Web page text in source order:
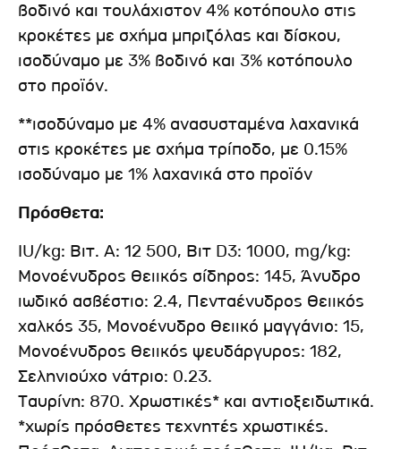
βοδινό και τουλάχιστον 4% κοτόπουλο στις
κροκέτες με σχήμα μπριζόλας και δίσκου,
ισοδύναμο με 3% βοδινό και 3% κοτόπουλο
στο προϊόν.
**ισοδύναμο με 4% ανασυσταμένα λαχανικά
στις κροκέτες με σχήμα τρίποδο, με 0.15%
ισοδύναμο με 1% λαχανικά στο προϊόν
Πρόσθετα:
IU/kg: Βιτ. A: 12 500, Βιτ D3: 1000, mg/kg:
Μονοένυδρος θειικός σίδηρος: 145, Άνυδρο
ιωδικό ασβέστιο: 2.4, Πενταένυδρος θειικός
χαλκός 35, Μονοένυδρο θειικό μαγγάνιο: 15,
Μονοένυδρος θειικός ψευδάργυρος: 182,
Σεληνιούχο νάτριο: 0.23.
Ταυρίνη: 870. Χρωστικές* και αντιοξειδωτικά.
*χωρίς πρόσθετες τεχνητές χρωστικές.